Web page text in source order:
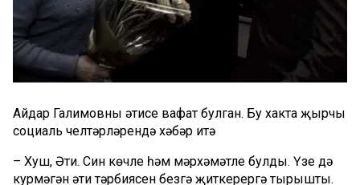
Айдар Галимовның әтисе вафат булган. Бу хакта җырчы
социаль челтәрләрендә хәбәр итә
– Хуш, Әти. Син көчле һәм мәрхәмәтле булдың. Үзең дә
курмәгән әти тәрбиясен безгә җиткерергә тырыштың.